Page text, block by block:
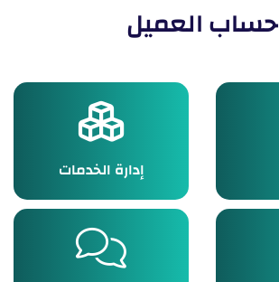
حساب العميل
إدارة الخدمات